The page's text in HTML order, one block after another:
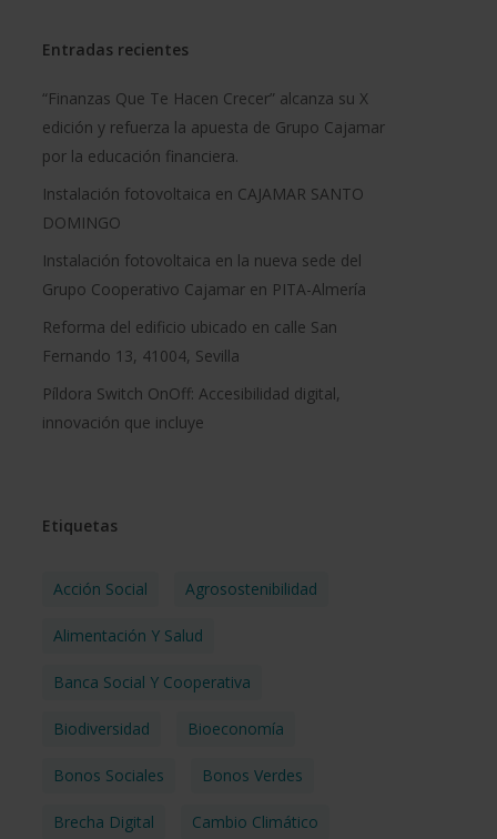
Entradas recientes
“Finanzas Que Te Hacen Crecer” alcanza su X
edición y refuerza la apuesta de Grupo Cajamar
por la educación financiera.
Instalación fotovoltaica en CAJAMAR SANTO
DOMINGO
Instalación fotovoltaica en la nueva sede del
Grupo Cooperativo Cajamar en PITA-Almería
Reforma del edificio ubicado en calle San
Fernando 13, 41004, Sevilla
Píldora Switch OnOff: Accesibilidad digital,
innovación que incluye
Etiquetas
Acción Social Agrosostenibilidad
Alimentación Y Salud
Banca Social Y Cooperativa
Biodiversidad Bioeconomía
Bonos Sociales Bonos Verdes
Brecha Digital Cambio Climático